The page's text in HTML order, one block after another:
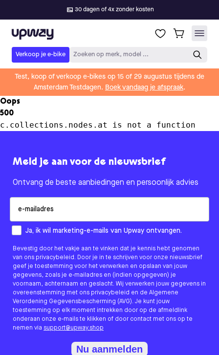
30 dagen of 4x zonder kosten
Upway
Verkoop je e-bike Zoeken op merk, model ...
Test, koop of verkoop e-bikes op 15 of 29 augustus tijdens de
Amsterdam Testdagen. Boek vandaag je afspraak.
Oops
500
c.collections.nodes.at is not a function
Meld je aan voor de nieuwsbrief
Ontvang de beste aanbiedingen en persoonlijk advies
How would you like to hear from us?
Ja, ik wil marketing-e-mails van Upway ontvangen.
Bevestig door het vakje aan te vinken dat je kennis hebt genomen
van ons privacybeleid. Door je in te schrijven voor onze nieuwsbrief
geef je toestemming voor het verwerken en opslaan van jouw
gegevens, zoals je e-mailadres en (indien opgegeven) je
voornaam, achternaam en geslacht. Wij verwerken jouw gegevens in
overeenstemming met ons privacybeleid en de Algemene
Verordening Gegevensbescherming (AVG). Je kunt jouw
toestemming op elk moment intrekken door op de afmeldlink
onderaan onze e-mails te klikken of door contact met ons op te
nemen via support@upway.shop
Nu aanmelden